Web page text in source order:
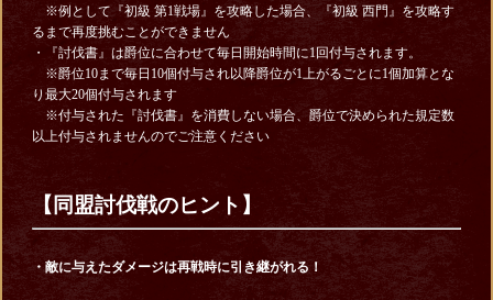
※例として『初級 第1戦場』を攻略した場合、『初級 西門』を攻略す
るまで再度挑むことができません
・『討伐書』は爵位に合わせて毎日開始時間に1回付与されます。
※爵位10まで毎日10個付与され以降爵位が1上がるごとに1個加算とな
り最大20個付与されます
※付与された『討伐書』を消費しない場合、爵位で決められた規定数
以上付与されませんのでご注意ください
【同盟討伐戦のヒント】
・敵に与えたダメージは再戦時に引き継がれる ！